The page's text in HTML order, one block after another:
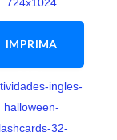
IMPRIMA
ATIVIDADE